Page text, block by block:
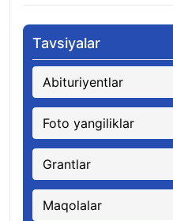
Tavsiyalar
Abituriyentlar
Foto yangiliklar
Grantlar
Maqolalar